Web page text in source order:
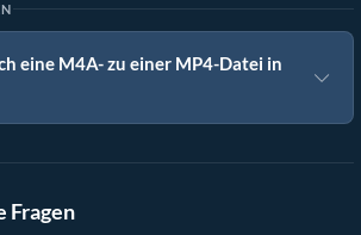
eine M4A- zu einer MP4-Datei in
Fragen